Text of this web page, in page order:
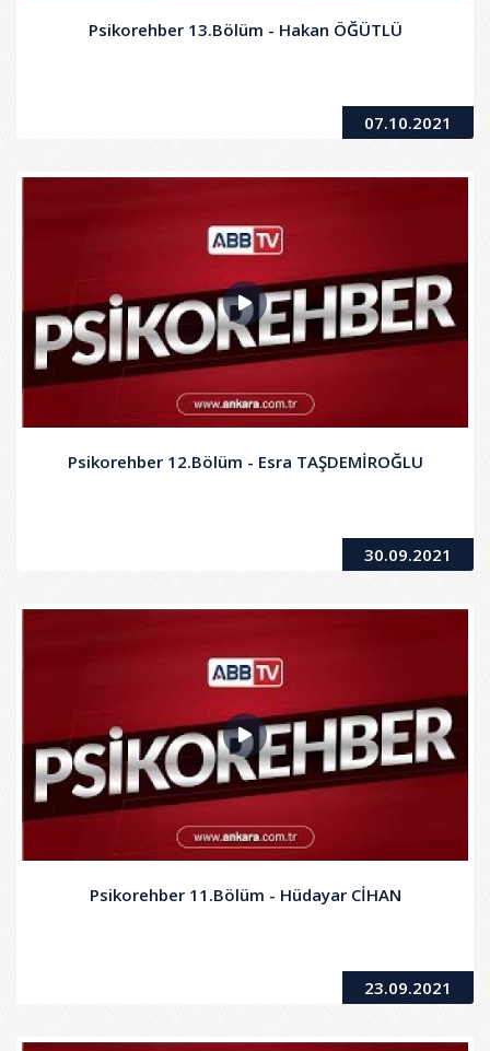
Psikorehber 13.Bölüm - Hakan ÖĞÜTLÜ
07.10.2021
Psikorehber 12.Bölüm - Esra TAŞDEMİROĞLU
30.09.2021
Psikorehber 11.Bölüm - Hüdayar CİHAN
23.09.2021